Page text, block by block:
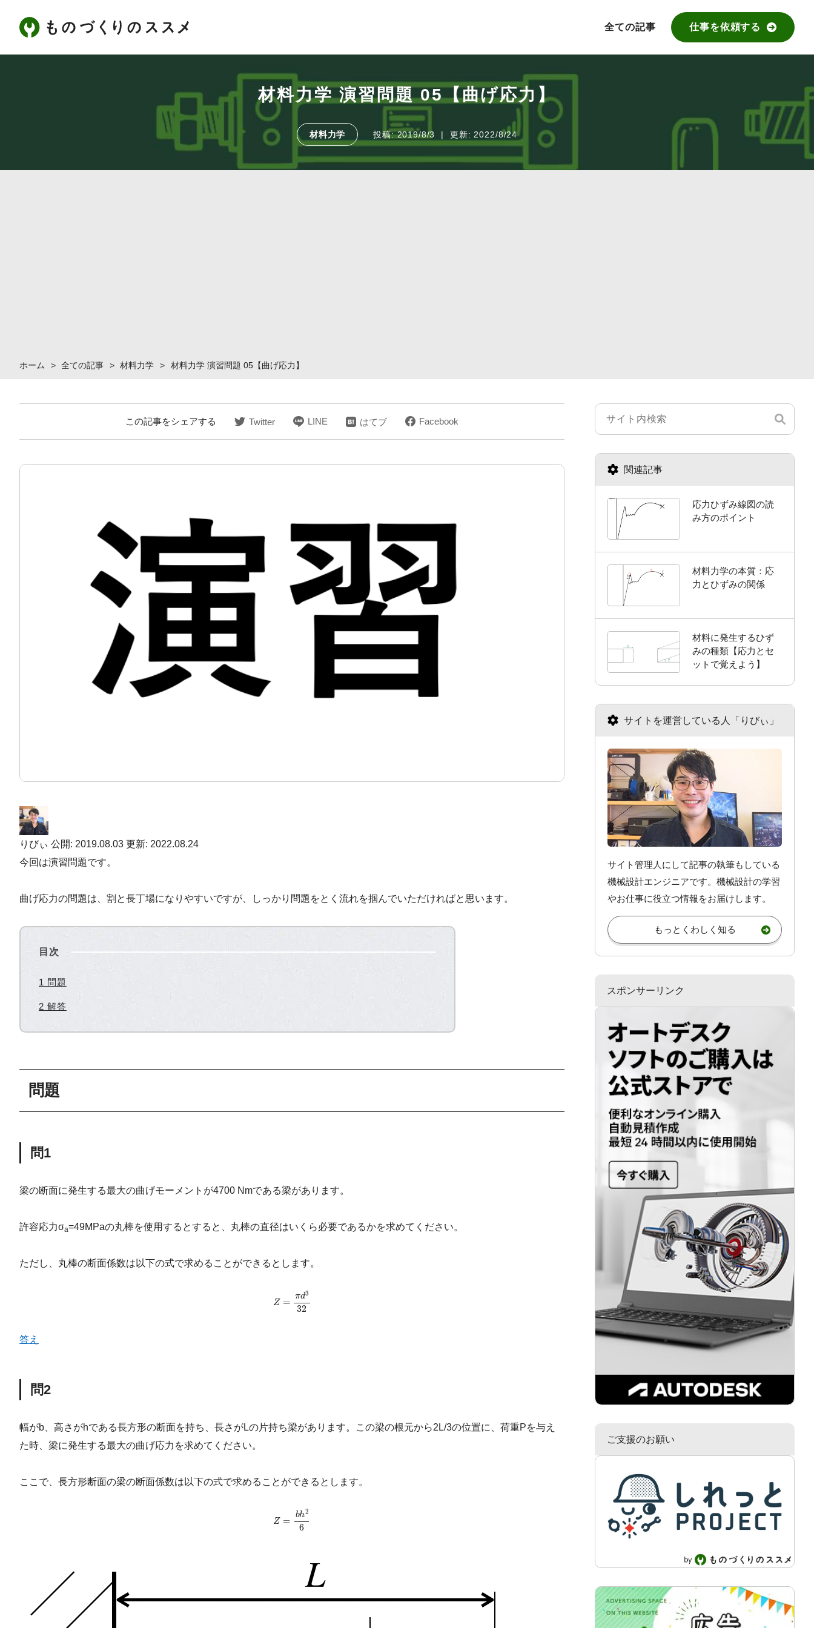
全ての記事 仕事を依頼する
材料力学 演習問題 05【曲げ応力】
材料力学 投稿:2019/8/3 更新: 2022/8/24
ホーム > 全ての記事 > 材料力学 > 材料力学 演習問題 05【曲げ応力】
この記事をシェアする Twitter LINE はてブ Facebook
りびぃ 公開: 2019.08.03 更新: 2022.08.24
今回は演習問題です。
曲げ応力の問題は、割と長丁場になりやすいですが、しっかり問題をとく流れを掴んでいただければと思います。
目次
1 問題
2 解答
問題
問1
梁の断面に発生する最大の曲げモーメントが4700 Nmである梁があります。
許容応力σa=49MPaの丸棒を使用するとすると、丸棒の直径はいくら必要であるかを求めてください。
ただし、丸棒の断面係数は以下の式で求めることができるとします。
32
答え
問2
幅がb、高さがhである長方形の断面を持ち、長さがLの片持ち梁があります。この梁の根元から2L/3の位置に、荷重Pを与え
た時、梁に発生する最大の曲げ応力を求めてください。
ここで、長方形断面の梁の断面係数は以下の式で求めることができるとします。
h26
関連記事
応力ひずみ線図の読
み方のポイント
材料力学の本質：応
力とひずみの関係
材料に発生するひず
みの種類【応力とセ
ットで覚えよう】
サイトを運営している人「りびぃ」
サイト管理人にして記事の執筆もしている
機械設計エンジニアです。機械設計の学習
やお仕事に役立つ情報をお届けします。
もっとくわしく知る
スポンサーリンク
ご支援のお願い